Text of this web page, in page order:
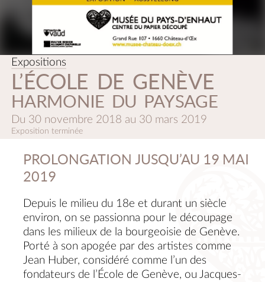
Expositions
L’ÉCOLE DE GENÈVE
HARMONIE DU PAYSAGE
Du 30 novembre 2018 au 30 mars 2019
Exposition terminée
PROLONGATION JUSQU’AU 19 MAI
2019
Depuis le milieu du 18e et durant un siècle
environ, on se passionna pour le découpage
dans les milieux de la bourgeoisie de Genève.
Porté à son apogée par des artistes comme
Jean Huber, considéré comme l’un des
fondateurs de l’École de Genève, ou Jacques-